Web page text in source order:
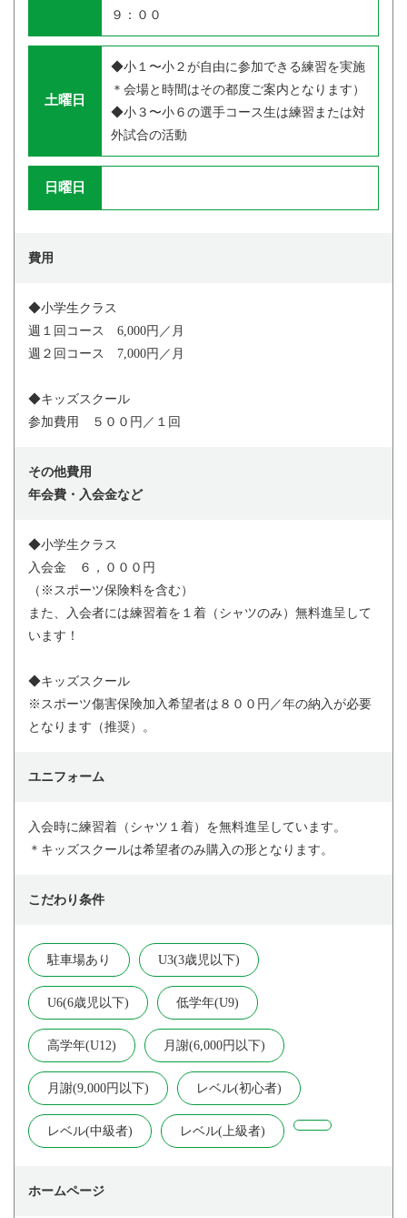
９：００
土曜日
◆小１〜小２が自由に参加できる練習を実施
＊会場と時間はその都度ご案内となります）
◆小３〜小６の選手コース生は練習または対
外試合の活動
日曜日
費用
◆小学生クラス
週１回コース 6,000円／月
週２回コース 7,000円／月
◆キッズスクール
参加費用 ５００円／１回
その他費用
年会費・入会金など
◆小学生クラス
入会金 ６，０００円
（※スポーツ保険料を含む）
また、入会者には練習着を１着（シャツのみ）無料進呈して
います！
◆キッズスクール
※スポーツ傷害保険加入希望者は８００円／年の納入が必要
となります（推奨）。
ユニフォーム
入会時に練習着（シャツ１着）を無料進呈しています。
＊キッズスクールは希望者のみ購入の形となります。
こだわり条件
駐車場あり U3(3歳児以下)
U6(6歳児以下) 低学年(U9)
高学年(U12) 月謝(6,000円以下)
月謝(9,000円以下) レベル(初心者)
レベル(中級者) レベル(上級者)
ホームページ